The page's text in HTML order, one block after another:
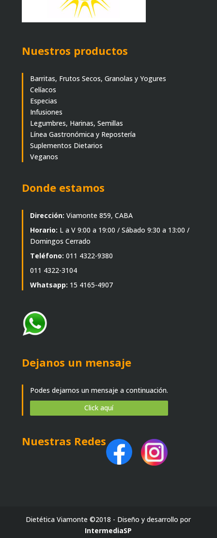
Nuestros productos
Barritas, Frutos Secos, Granolas y Yogures
Celíacos
Especias
Infusiones
Legumbres, Harinas, Semillas
Línea Gastronómica y Repostería
Suplementos Dietarios
Veganos
Donde estamos
Dirección: Viamonte 859, CABA
Horario: L a V 9:00 a 19:00 / Sábado 9:30 a 13:00 /
Domingos Cerrado
Teléfono: 011 4322-9380
011 4322-3104
Whatsapp: 15 4165-4907
Dejanos un mensaje
Podes dejarnos un mensaje a continuación.
Click aquí
Nuestras Redes
Dietética Viamonte ©2018 - Diseño y desarrollo por
IntermediaSP